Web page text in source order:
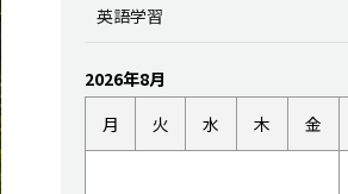
英語学習
2026年8月
月
火 水 木 金